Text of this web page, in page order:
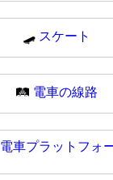
🛹 スケート
🛤️ 電車の線路
電車プラットフォ